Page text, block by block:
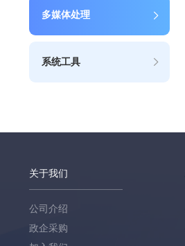
多媒体处理
系统工具
关于我们
公司介绍
政企采购